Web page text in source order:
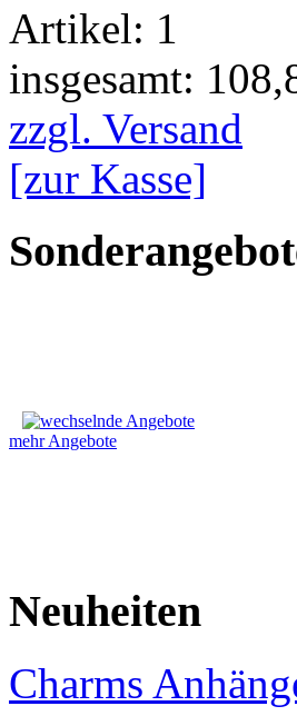
Artikel: 1
insgesamt:
zzgl. Versand
[zur Kasse]
mehr Angebote
Neuheiten
Charms